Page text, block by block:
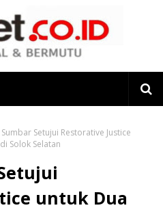
Setujui Restorative Justice
Solok Selatan
untuk Dua